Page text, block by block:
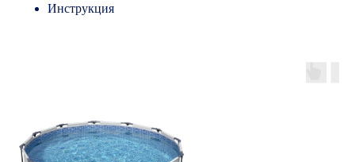
Инструкция